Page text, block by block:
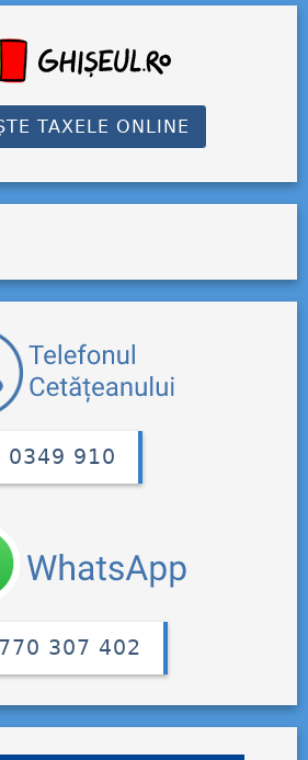
TAXELE ONLINE
0349 910
307 402